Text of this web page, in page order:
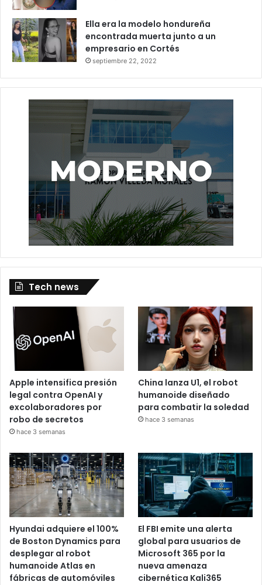
prueba escrita”, impugnó.
CSJ
Ella era la modelo hondureña
encontrada muerta junto a un
empresario en Cortés
septiembre 22, 2022
Tech news
Apple intensifica presión
legal contra OpenAI y
excolaboradores por
robo de secretos
hace 3 semanas
China lanza U1, el robot
humanoide diseñado
para combatir la soledad
hace 3 semanas
Hyundai adquiere el 100%
de Boston Dynamics para
desplegar al robot
humanoide Atlas en
fábricas de automóviles
El FBI emite una alerta
global para usuarios de
Microsoft 365 por la
nueva amenaza
cibernética Kali365